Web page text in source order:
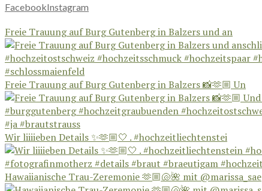
FacebookInstagram
Freie Trauung auf Burg Gutenberg in Balzers und an
Freie Trauung auf Burg Gutenberg in Balzers 📸🫶🏼 Un
Wir liiiieben Details ✨🫶🏼🤍 . #hochzeitliechtenstei
Hawaiianische Trau-Zeremonie 🫶🏼🐚🌺 mit @marissa_sae